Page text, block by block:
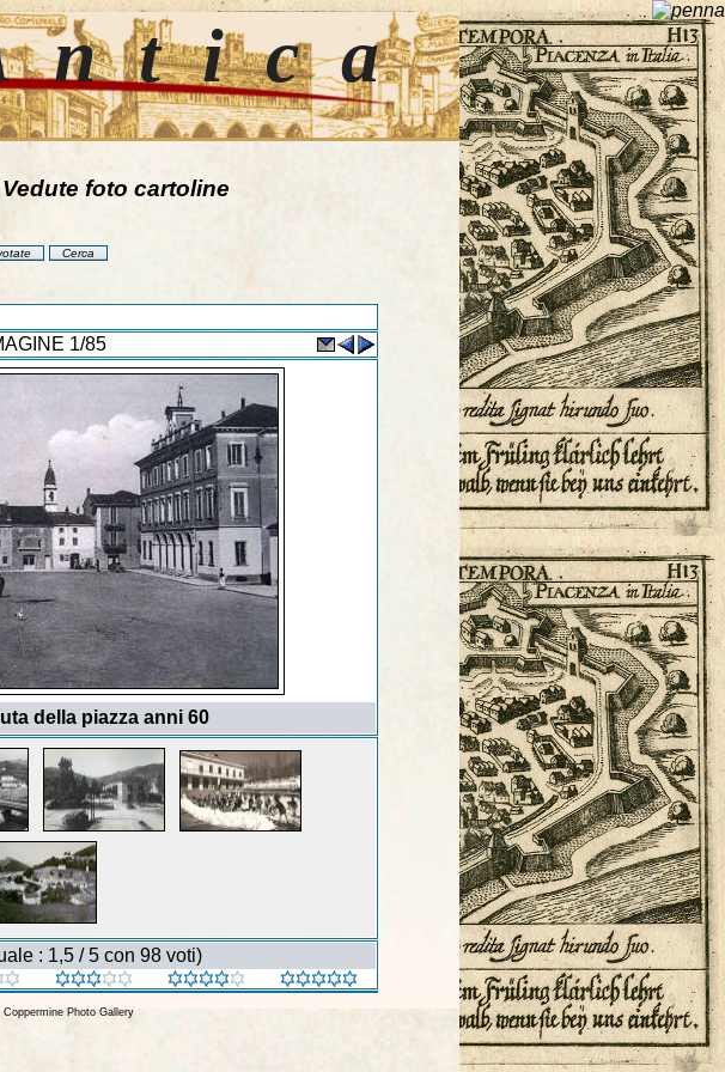
foto cartoline
Cerca
1/85
della piazza anni 60
: 1,5 / 5 con 98 voti)
Coppermine Photo Gallery